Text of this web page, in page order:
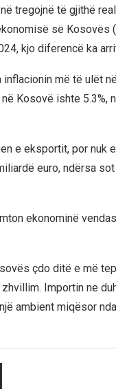
tregojnë të gjithë
së Kosovës
kjo diferencë ka
më të ulët
Kosovë ishte 5.3%,
e eksportit, por nuk
euro, ndërsa
ekonominë
çdo ditë e më
Importin ne
ambient miqësor